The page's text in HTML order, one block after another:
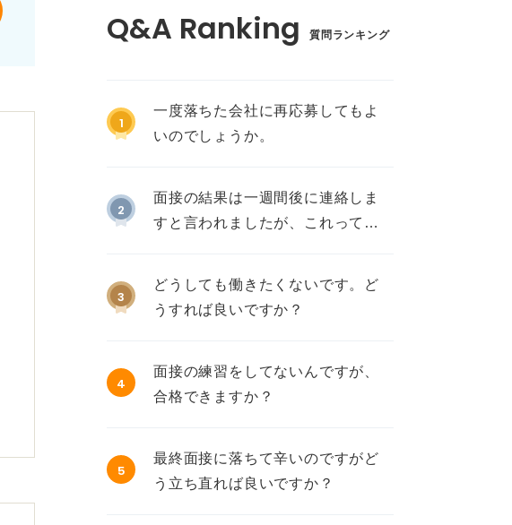
質問ランキング
1
一度落ちた会社に再応募してもよ
いのでしょうか。
2
面接の結果は一週間後に連絡しま
すと言われましたが、これって不
3
どうしても働きたくないです。ど
うすれば良いですか？
4
面接の練習をしてないんですが、
合格できますか？
5
最終面接に落ちて辛いのですがど
う立ち直れば良いですか？